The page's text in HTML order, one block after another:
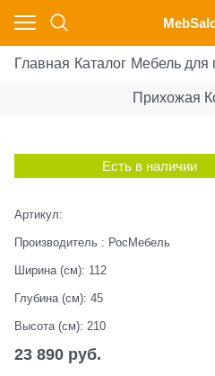
Главная Каталог Мебель для
Прихожая
Есть в наличии
Артикул:
Производитель : РосМебель
Ширина (см): 112
Глубина (см): 45
Высота (см): 210
23 890 руб.